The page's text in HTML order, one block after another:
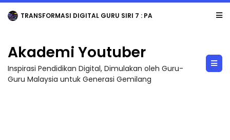
TRANSFORMASI DIGITAL GURU SIRI 7 : PAHLAWAN DIGITAL PENYELAMAT DUNIA
Akademi Youtuber
Inspirasi Pendidikan Digital, Dimulakan oleh Guru-
Guru Malaysia untuk Generasi Gemilang